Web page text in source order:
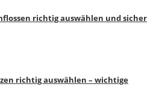
richtig auswählen und sicher
richtig auswählen – wichtige